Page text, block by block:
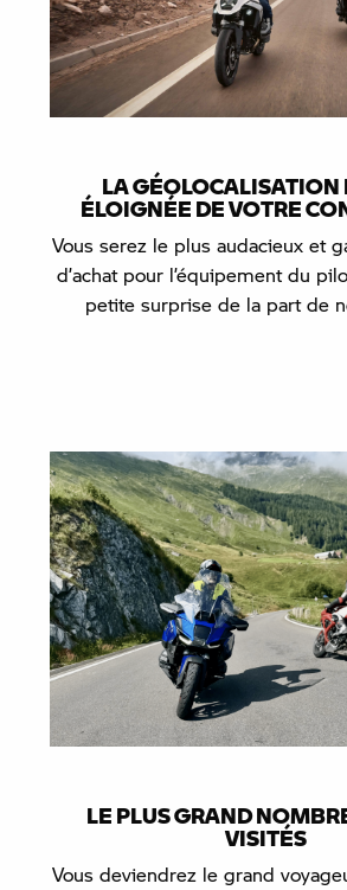
LA GÉOLOCALISATION
ÉLOIGNÉE DE VOTRE
Vous serez le plus audacieux et
d’achat pour l’équipement du
petite surprise de la part de
LE PLUS GRAND
VISITÉS
Vous deviendrez le grand